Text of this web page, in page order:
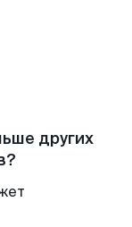
других